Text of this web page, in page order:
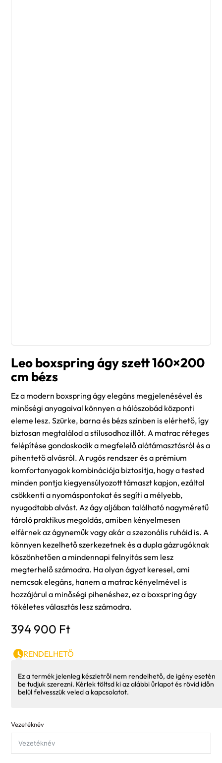
Leo boxspring ágy szett 160×200
cm bézs
Ez a modern boxspring ágy elegáns megjelenésével és
minőségi anyagaival könnyen a hálószobád központi
eleme lesz. Szürke, barna és bézs színben is elérhető, így
biztosan megtalálod a stílusodhoz illőt. A matrac réteges
felépítése gondoskodik a megfelelő alátámasztásról és a
pihentető alvásról. A rugós rendszer és a prémium
komfortanyagok kombinációja biztosítja, hogy a tested
minden pontja kiegyensúlyozott támaszt kapjon, ezáltal
csökkenti a nyomáspontokat és segíti a mélyebb,
nyugodtabb alvást. Az ágy aljában található nagyméretű
tároló praktikus megoldás, amiben kényelmesen
elférnek az ágyneműk vagy akár a szezonális ruháid is. A
könnyen kezelhető szerkezetnek és a dupla gázrugóknak
köszönhetően a mindennapi felnyitás sem lesz
megterhelő számodra. Ha olyan ágyat keresel, ami
nemcsak elegáns, hanem a matrac kényelmével is
hozzájárul a minőségi pihenéshez, ez a boxspring ágy
tökéletes választás lesz számodra.
394 900 Ft
RENDELHETŐ
Ez a termék jelenleg készletről nem rendelhető, de igény esetén
be tudjuk szerezni. Kérlek töltsd ki az alábbi űrlapot és rövid időn
belül felvesszük veled a kapcsolatot.
Vezetéknév